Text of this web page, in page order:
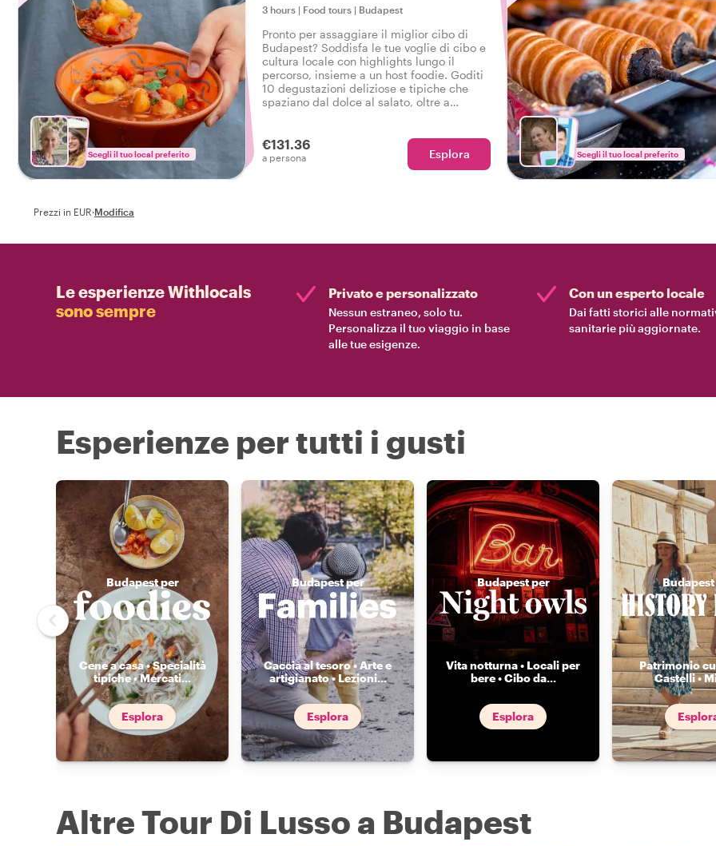
Scegli il tuo local preferito
3 hours | Food tours | Budapest
Pronto per assaggiare il miglior cibo di
Budapest? Soddisfa le tue voglie di cibo e
cultura locale con highlights lungo il
percorso, insieme a un host foodie. Goditi
10 degustazioni deliziose e tipiche che
spaziano dal dolce al salato, oltre a
€131.36
a persona Esplora Scegli il tuo local preferito
Prezzi in EUR·Modifica
Le esperienze Withlocals
sono sempre
Privato e personalizzato
Nessun estraneo, solo tu.
Personalizza il tuo viaggio in base
alle tue esigenze.
Con un esperto locale
Dai fatti storici alle
sanitarie più aggiornate.
Esperienze per tutti i gusti
Budapest per
Cene a casa • Specialità
tipiche • Mercati...
Esplora
Budapest per
Caccia al tesoro • Arte e
artigianato • Lezioni...
Esplora
Budapest per
Vita notturna • Locali per
bere • Cibo da...
Esplora
Patrimonio
Castelli •
Altre Tour Di Lusso a Budapest